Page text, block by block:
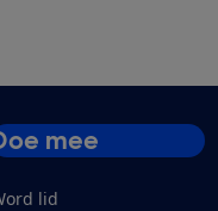
mee
lid